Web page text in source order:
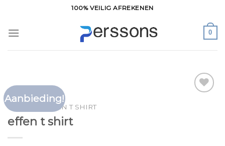
inhoud
100% VEILIG AFREKENEN
0
Aanbieding!
HOME EFFEN T SHIRT
effen t shirt